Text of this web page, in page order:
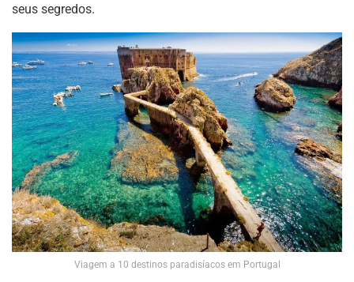
seus segredos.
Viagem a 10 destinos paradisíacos em Portugal